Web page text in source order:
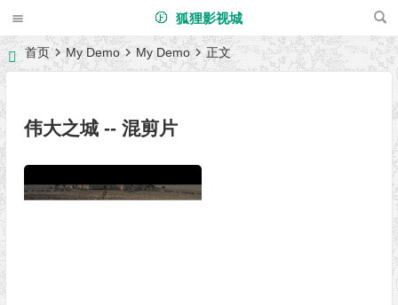
狐狸影视城
首页 My Demo My Demo 正文
伟大之城 -- 混剪片